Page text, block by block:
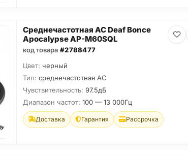
Среднечастотная АС Deaf Bonce
Apocalypse AP-M60SQL
код товара #2788477
Цвет: черный
Тип: среднечастотная АС
Чувствительность: 97.5дБ
Диапазон частот: 100 — 13 000Гц
Доставка Гарантия Рассрочка